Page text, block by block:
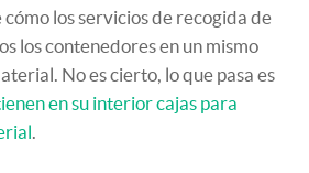
los servicios de recogida de
los contenedores en un mismo
No es cierto, lo que pasa es
en su interior cajas para